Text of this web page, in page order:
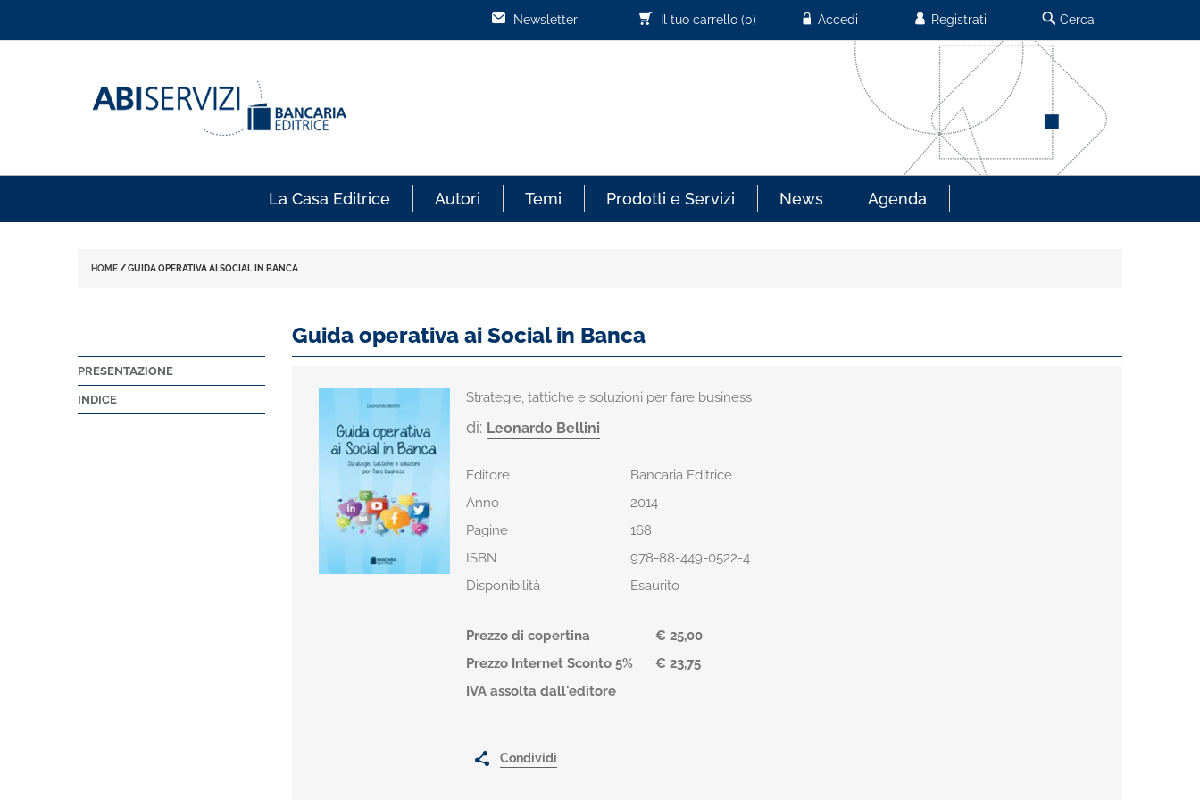
Cerca
Registrati
Accedi
Il tuo carrello (0)
Newsletter
La Casa Editrice Autori Temi Prodotti e Servizi News Agenda
HOME /GUIDA OPERATIVA AI SOCIAL IN BANCA
PRESENTAZIONE
INDICE
Guida operativa ai Social in Banca
Strategie, tattiche e soluzioni per fare business
di: Leonardo Bellini
Editore
Bancaria Editrice
Anno
2014
Pagine
168
ISBN
978-88-449-0522-4
Disponibilità
Esaurito
Prezzo di copertina
€ 25,00
Prezzo Internet Sconto 5%
€ 23,75
IVA assolta dall'editore
Condividi